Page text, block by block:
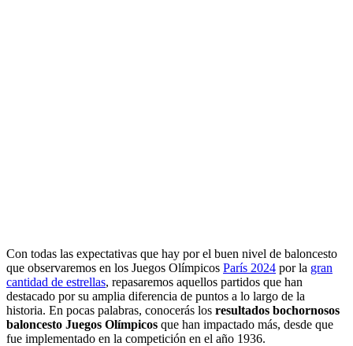
Con todas las expectativas que hay por el buen nivel de baloncesto
que observaremos en los Juegos Olímpicos París 2024 por la gran
cantidad de estrellas, repasaremos aquellos partidos que han
destacado por su amplia diferencia de puntos a lo largo de la
historia. En pocas palabras, conocerás los resultados bochornosos
baloncesto Juegos Olímpicos que han impactado más, desde que
fue implementado en la competición en el año 1936.